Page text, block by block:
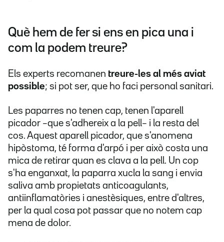
Què hem de fer si ens en pica una i
com la podem treure?
Els experts recomanen treure-les al més aviat
possible; si pot ser, que ho faci personal sanitari.
Les paparres no tenen cap, tenen l'aparell
picador –que s'adhereix a la pell– i la resta del
cos. Aquest aparell picador, que s'anomena
hipòstoma, té forma d'arpó i per això costa una
mica de retirar quan es clava a la pell. Un cop
s'ha enganxat, la paparra xucla la sang i envia
saliva amb propietats anticoagulants,
antiinflamatòries i anestèsiques, entre d'altres,
per la qual cosa pot passar que no notem cap
mena de dolor.